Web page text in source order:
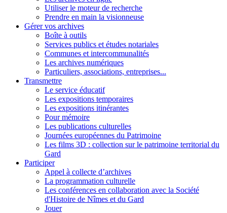
Utiliser le moteur de recherche
Prendre en main la visionneuse
Gérer vos archives
Boîte à outils
Services publics et études notariales
Communes et intercommunalités
Les archives numériques
Particuliers, associations, entreprises...
Transmettre
Le service éducatif
Les expositions temporaires
Les expositions itinérantes
Pour mémoire
Les publications culturelles
Journées européennes du Patrimoine
Les films 3D : collection sur le patrimoine territorial du
Gard
Participer
Appel à collecte d’archives
La programmation culturelle
Les conférences en collaboration avec la Société
d'Histoire de Nîmes et du Gard
Jouer